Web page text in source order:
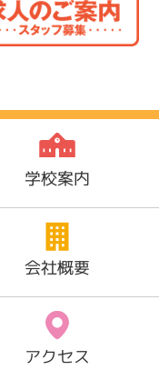
学校案内
会社概要
アクセス